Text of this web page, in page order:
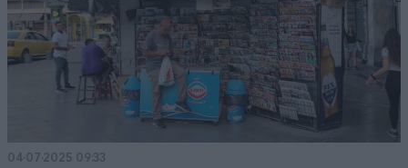
04·07·2025 09:33